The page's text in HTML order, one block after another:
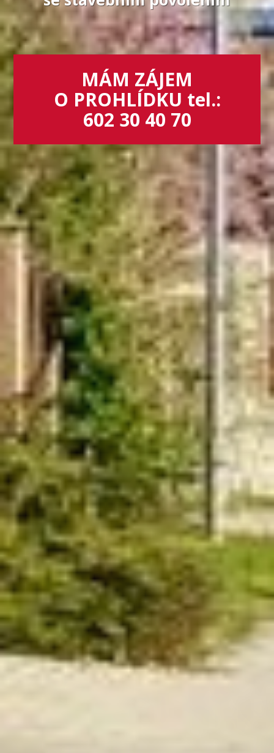
MÁM ZÁJEM
O PROHLÍDKU tel.:
602 30 40 70